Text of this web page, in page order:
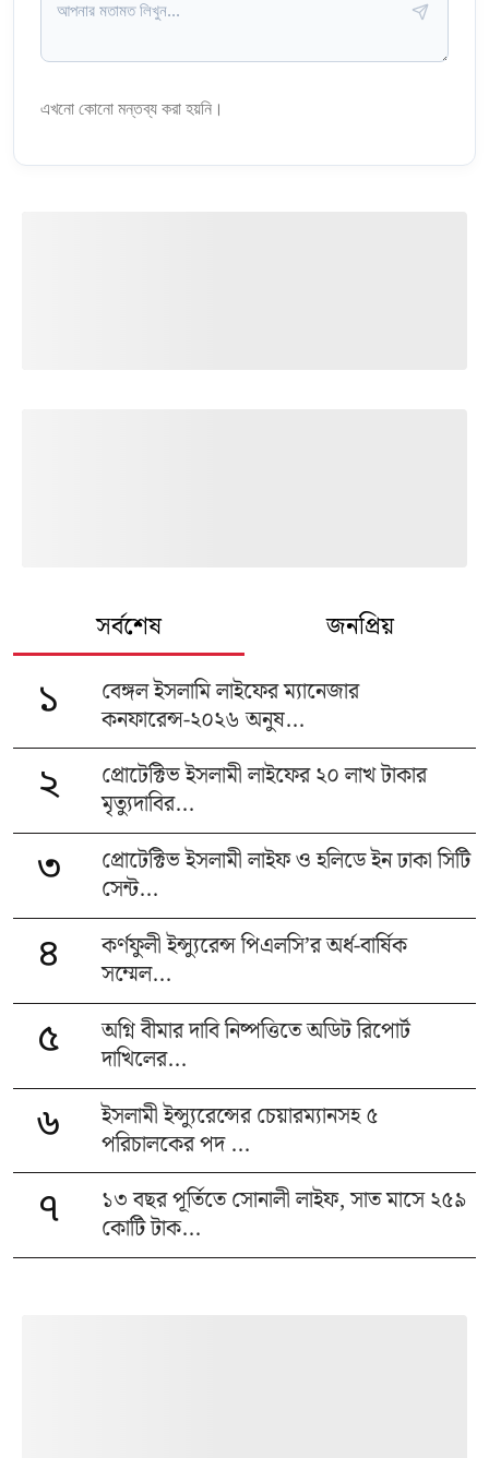
এখনো কোনো মন্তব্য করা হয়নি।
সর্বশেষ জনপ্রিয়
১
বেঙ্গল ইসলামি লাইফের ম্যানেজার
কনফারেন্স-২০২৬ অনুষ...
২
প্রোটেক্টিভ ইসলামী লাইফের ২০ লাখ টাকার
মৃত্যুদাবির...
৩
প্রোটেক্টিভ ইসলামী লাইফ ও হলিডে ইন ঢাকা সিটি
সেন্ট...
৪
কর্ণফুলী ইন্স্যুরেন্স পিএলসি’র অর্ধ-বার্ষিক
সম্মেল...
৫
অগ্নি বীমার দাবি নিষ্পত্তিতে অডিট রিপোর্ট
দাখিলের...
৬
ইসলামী ইন্স্যুরেন্সের চেয়ারম্যানসহ ৫
পরিচালকের পদ ...
৭
১৩ বছর পূর্তিতে সোনালী লাইফ, সাত মাসে ২৫৯
কোটি টাক...